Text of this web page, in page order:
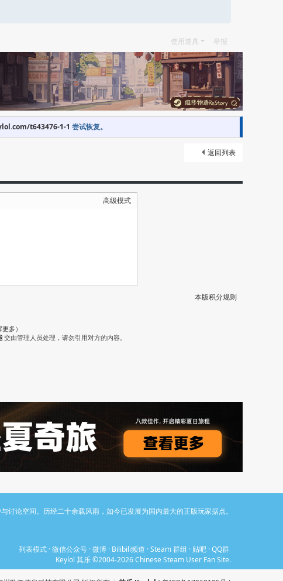
使用道具 举报
t643476-1-1 尝试恢复。
返回列表
高级模式
本版积分规则
更多 ）
交由管理人员处理，请勿引用对方的内容。
论空间。历经二十余载风雨，如今已发展为国内最大的正版玩家据点。
列表模式 ·微信公众号 ·微博 · Bilibili频道 ·Steam 群组 · 贴吧 ·QQ群
Keylol 其乐 ©2004-2026 Chinese Steam User Fan Site.